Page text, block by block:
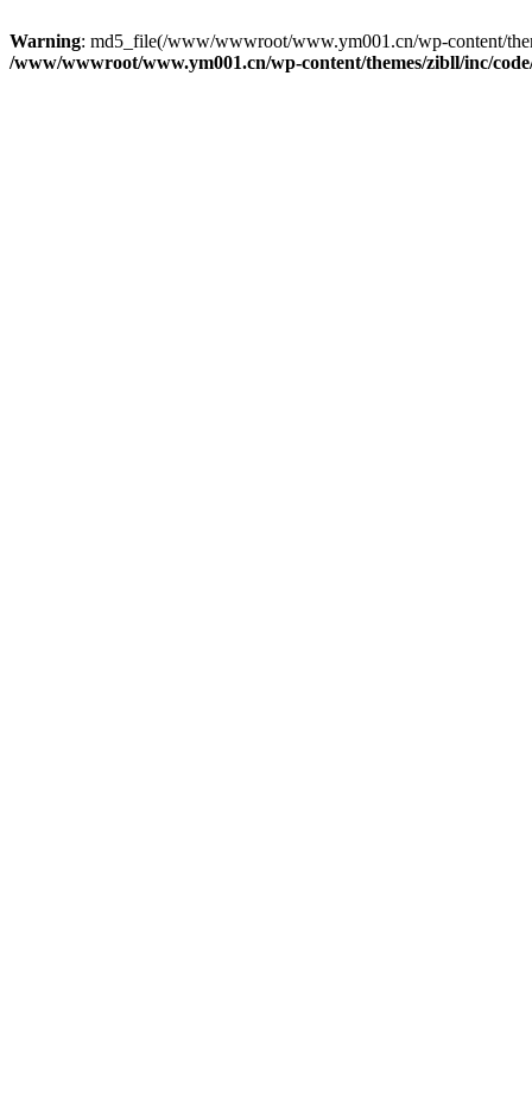
Warning: md5_file(/www/wwwroot/www.ym001.cn/wp-content/
/www/wwwroot/www.ym001.cn/wp-content/themes/zibll/inc/